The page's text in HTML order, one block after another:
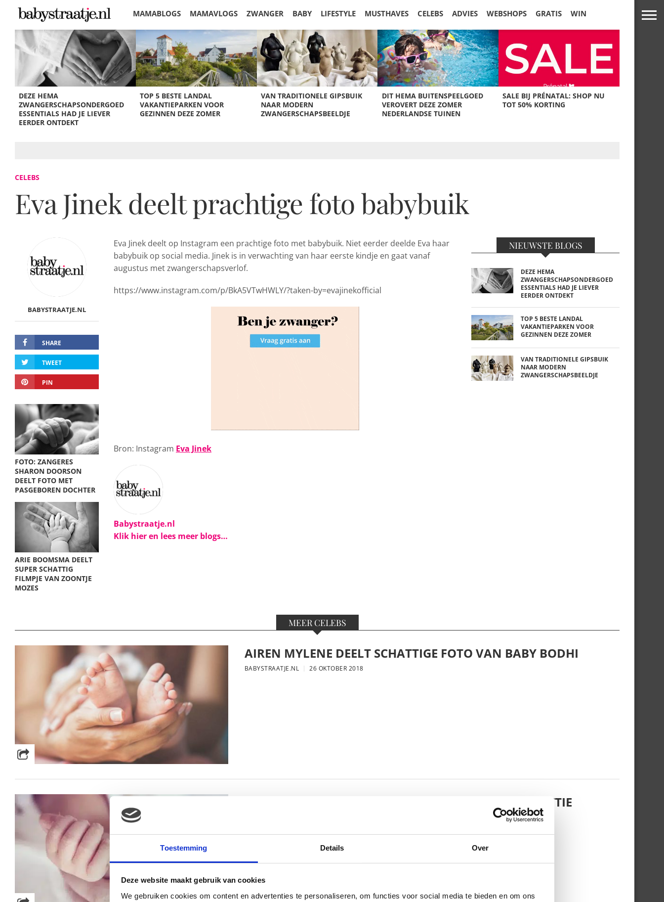
Toestemming Details Over
Deze website maakt gebruik van cookies
We gebruiken cookies om content en advertenties te personaliseren, om functies voor social media te bieden en om ons
MAMABLOGS MAMAVLOGS ZWANGER BABY LIFESTYLE MUSTHAVES CELEBS ADVIES WEBSHOPS GRATIS WIN
KORTINGEN
DEZE HEMA
ZWANGERSCHAPSONDERGOED
ESSENTIALS HAD JE LIEVER
EERDER ONTDEKT
TOP 5 BESTE LANDAL
VAKANTIEPARKEN VOOR
GEZINNEN DEZE ZOMER
VAN TRADITIONELE GIPSBUIK
NAAR MODERN
ZWANGERSCHAPSBEELDJE
DIT HEMA BUITENSPEELGOED
VEROVERT DEZE ZOMER
NEDERLANDSE TUINEN
SALE BIJ PRÉNATAL: SHOP NU
TOT 50% KORTING
CELEBS
Eva Jinek deelt prachtige foto babybuik
BABYSTRAATJE.NL
SHARE
TWEET
PIN
FOTO: ZANGERES
SHARON DOORSON
DEELT FOTO MET
PASGEBOREN DOCHTER
ARIE BOOMSMA DEELT
SUPER SCHATTIG
FILMPJE VAN ZOONTJE
MOZES
Eva Jinek deelt op Instagram een prachtige foto met babybuik. Niet eerder deelde Eva haar
babybuik op social media. Jinek is in verwachting van haar eerste kindje en gaat vanaf
augustus met zwangerschapsverlof.
https://www.instagram.com/p/BkA5VTwHWLY/?taken-by=evajinekofficial
Bron: Instagram Eva Jinek
Babystraatje.nl
Klik hier en lees meer blogs…
NIEUWSTE BLOGS
DEZE HEMA
ZWANGERSCHAPSONDERGOED
ESSENTIALS HAD JE LIEVER
EERDER ONTDEKT
TOP 5 BESTE LANDAL
VAKANTIEPARKEN VOOR
GEZINNEN DEZE ZOMER
VAN TRADITIONELE GIPSBUIK
NAAR MODERN
ZWANGERSCHAPSBEELDJE
MEER CELEBS
AIREN MYLENE DEELT SCHATTIGE FOTO VAN BABY BODHI
BABYSTRAATJE.NL 26 OKTOBER 2018
FOTO: SAAR KONINGSBERGER MET DOCHTERTJE SCOTTIE